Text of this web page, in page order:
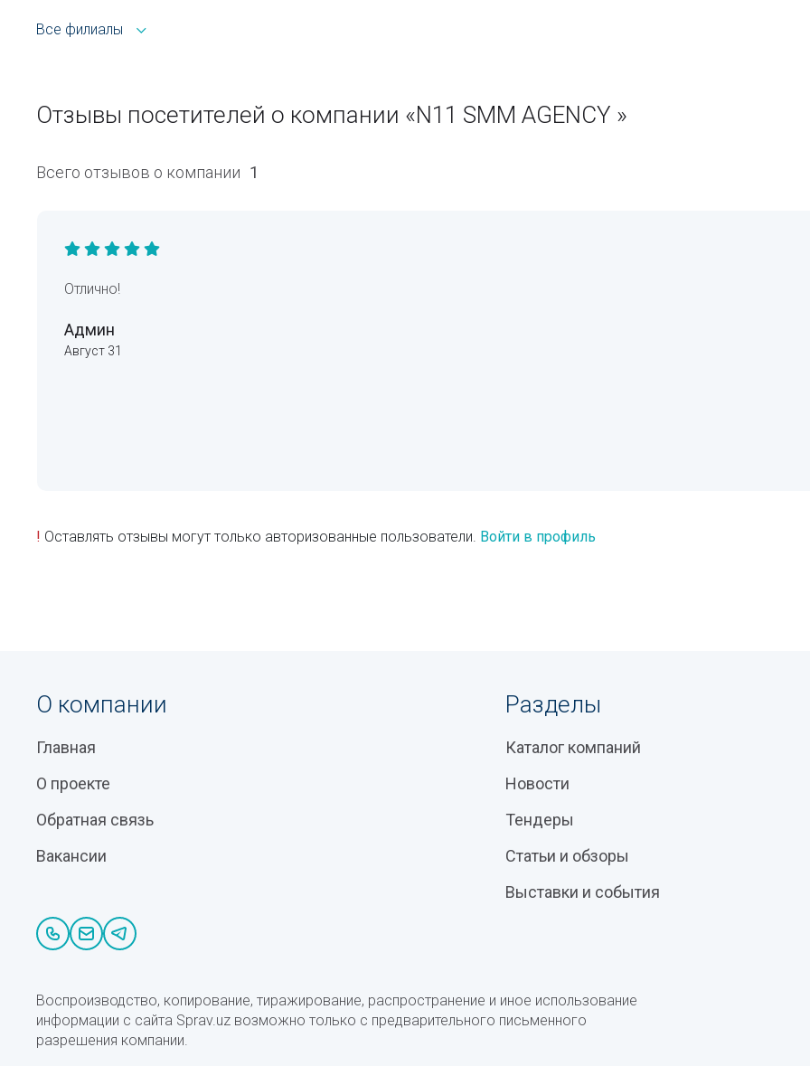
Все филиалы
Отзывы посетителей о компании «N11 SMM AGENCY »
Всего отзывов о компании 1
Отлично!
Админ
Август 31
! Оставлять отзывы могут только авторизованные пользователи. Войти в профиль
О компании
Главная
О проекте
Обратная связь
Вакансии
Разделы
Каталог компаний
Новости
Тендеры
Статьи и обзоры
Выставки и события
Воспроизводство, копирование, тиражирование, распространение и иное использование
информации с сайта Sprav.uz возможно только с предварительного письменного
разрешения компании.